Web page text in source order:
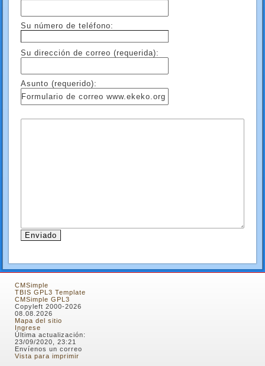
Su número de teléfono:
Su dirección de correo (requerida):
Asunto (requerido):
CMSimple
TBIS GPL3 Template
CMSimple GPL3
Copyleft 2000-2026
08.08.2026
Mapa del sitio
Ingrese
Última actualización:
23/09/2020, 23:21
Envíenos un correo
Vista para imprimir